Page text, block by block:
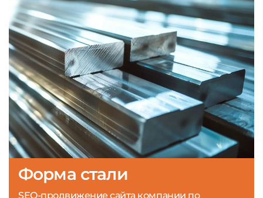
Форма стали
SEO-продвижение сайта компании по